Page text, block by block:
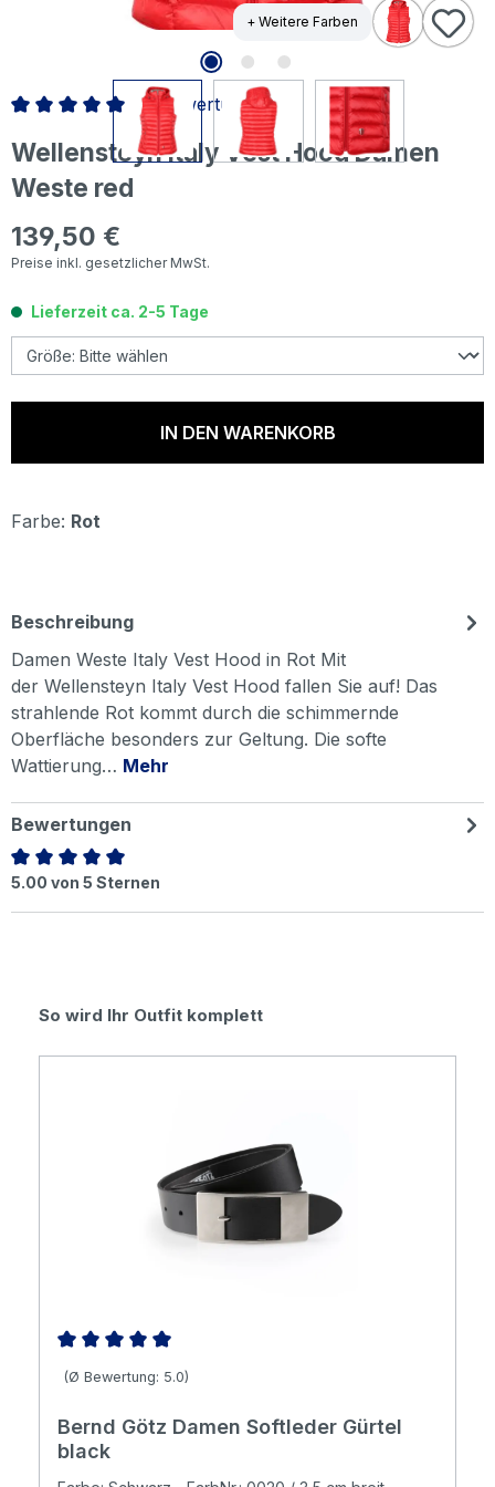
+ Weitere Farben
Wellensteyn Italy Vest Hood Damen
Weste red
Regulärer Preis:
139,50 €
Preise inkl. gesetzlicher MwSt.
Durchschnittliche Bewertung von 5 von 5 Sternen
4 Bewertungen
Lieferzeit ca. 2-5 Tage
IN DEN WARENKORB
Farbe: Rot
Beschreibung
Damen Weste Italy Vest Hood in Rot Mit
der Wellensteyn Italy Vest Hood fallen Sie auf! Das
strahlende Rot kommt durch die schimmernde
Oberfläche besonders zur Geltung. Die softe
Wattierung… Mehr
Bewertungen
Durchschnittliche Bewertung von 5 von 5 Sternen
5.00 von 5 Sternen
Produktgalerie überspringen
So wird Ihr Outfit komplett
Durchschnittliche Bewertung von 5 von 5 Sternen
(Ø Bewertung: 5.0)
Bernd Götz Damen Softleder Gürtel
black